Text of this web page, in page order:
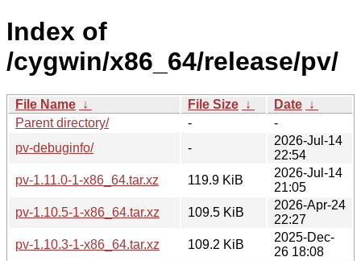
Index of
/cygwin/x86_64/release/pv/
File Name ↓ File Size ↓ Date ↓
Parent directory/
-
-
pv-debuginfo/
-
2026-Jul-14
22:54
pv-1.11.0-1-x86_64.tar.xz
119.9 KiB
2026-Jul-14
21:05
pv-1.10.5-1-x86_64.tar.xz
109.5 KiB
2026-Apr-24
22:27
pv-1.10.3-1-x86_64.tar.xz
109.2 KiB
2025-Dec-
26 18:08